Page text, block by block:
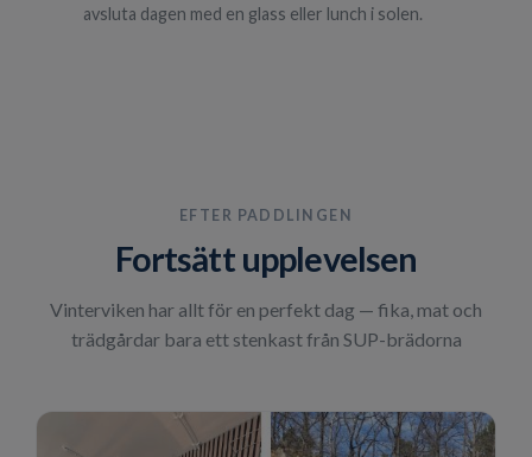
avsluta dagen med en glass eller lunch i solen.
EFTER PADDLINGEN
Fortsätt upplevelsen
Vinterviken har allt för en perfekt dag — fika, mat och
trädgårdar bara ett stenkast från SUP-brädorna